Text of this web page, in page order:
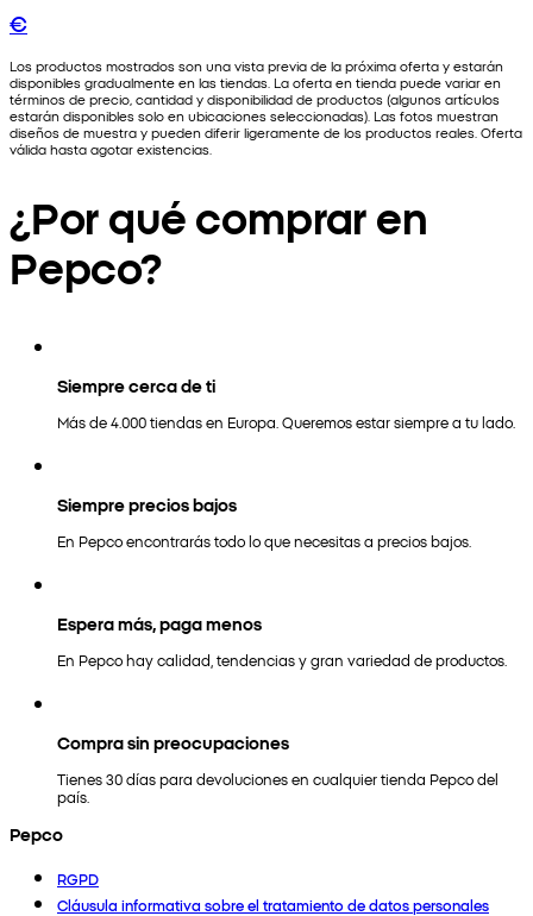
€
Los productos mostrados son una vista previa de la próxima oferta y estarán
disponibles gradualmente en las tiendas. La oferta en tienda puede variar en
términos de precio, cantidad y disponibilidad de productos (algunos artículos
estarán disponibles solo en ubicaciones seleccionadas). Las fotos muestran
diseños de muestra y pueden diferir ligeramente de los productos reales. Oferta
válida hasta agotar existencias.
¿Por qué comprar en
Pepco?
Siempre cerca de ti
Más de 4.000 tiendas en Europa. Queremos estar siempre a tu lado.
Siempre precios bajos
En Pepco encontrarás todo lo que necesitas a precios bajos.
Espera más, paga menos
En Pepco hay calidad, tendencias y gran variedad de productos.
Compra sin preocupaciones
Tienes 30 días para devoluciones en cualquier tienda Pepco del
país.
Pepco
RGPD
Cláusula informativa sobre el tratamiento de datos personales